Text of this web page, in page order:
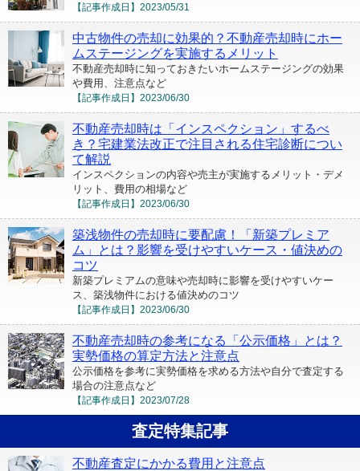
【記事作成日】 2023/05/31
中古物件の売却に効果的？不動産売却時にホー
ムステージングを実施するメリット
不動産売却時に知っておきたいホームステージングの効果
や費用、注意点など
【記事作成日】 2023/06/30
不動産売却時は「インスペクション」するべ
き？宅建業法改正で注目される住宅診断につい
て解説
インスペクションの内容や売主が実施するメリット・デメ
リット、費用の相場など
【記事作成日】 2023/06/30
築浅物件の売却時に要配慮！「新築プレミア
ム」とは？影響を受けやすいケース・値決めの
コツ
新築プレミアムの意味や売却時に影響を受けやすいケー
ス、築浅物件における値決めのコツ
【記事作成日】 2023/06/30
不動産売却時の参考になる「公示価格」とは？
実勢価格の算定方法と注意点
公示価格を参考に実勢価格を求める方法や自分で査定する
場合の注意点など
【記事作成日】 2023/07/28
査定特集記事
不動産査定にかかる費用と注意点